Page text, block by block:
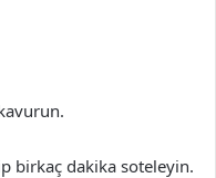
birkaç dakika soteleyin.